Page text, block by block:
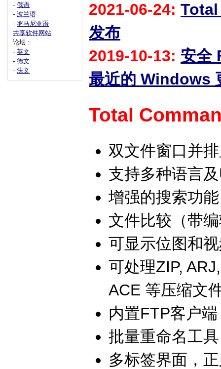
- 俄语
- 波兰语
- 罗马尼亚语
共享软件网站
论坛：
- 英文
- 德文
- 法文
2021-06-24:
发布
2019-10-13: 安全
最近的 Windows
Total
双文件窗口并
支持多种语言
增强的搜索功能
文件比较（带
可显示位图和
可处理ZIP,
ACE 等压缩文
内置FTP客户
批量重命名工具
多标签界面，